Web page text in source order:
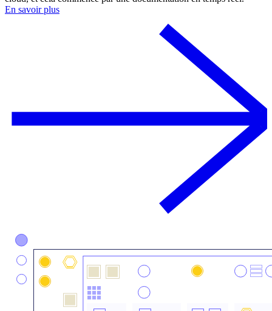
En savoir plus